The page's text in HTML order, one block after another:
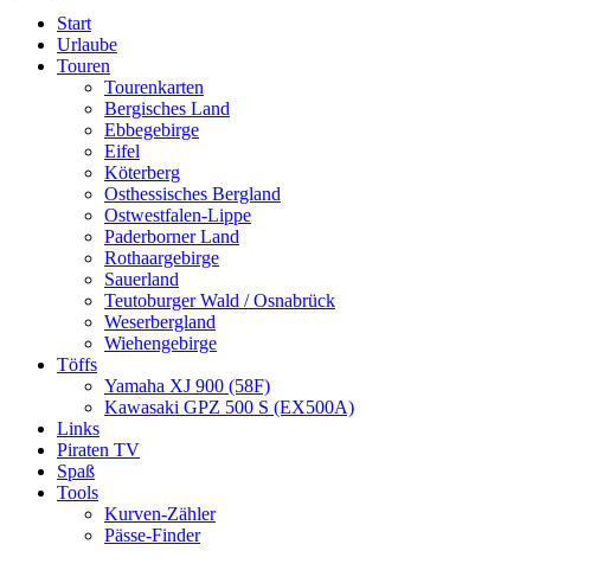
page
opens
page
opens
page
opens
Start
Urlaube
Touren
Tourenkarten
Bergisches Land
Ebbegebirge
Eifel
Köterberg
Osthessisches Bergland
Ostwestfalen-Lippe
Paderborner Land
Rothaargebirge
Sauerland
Teutoburger Wald / Osnabrück
Weserbergland
Wiehengebirge
Töffs
Yamaha XJ 900 (58F)
Kawasaki GPZ 500 S (EX500A)
Links
Piraten TV
Spaß
Tools
Kurven-Zähler
Pässe-Finder